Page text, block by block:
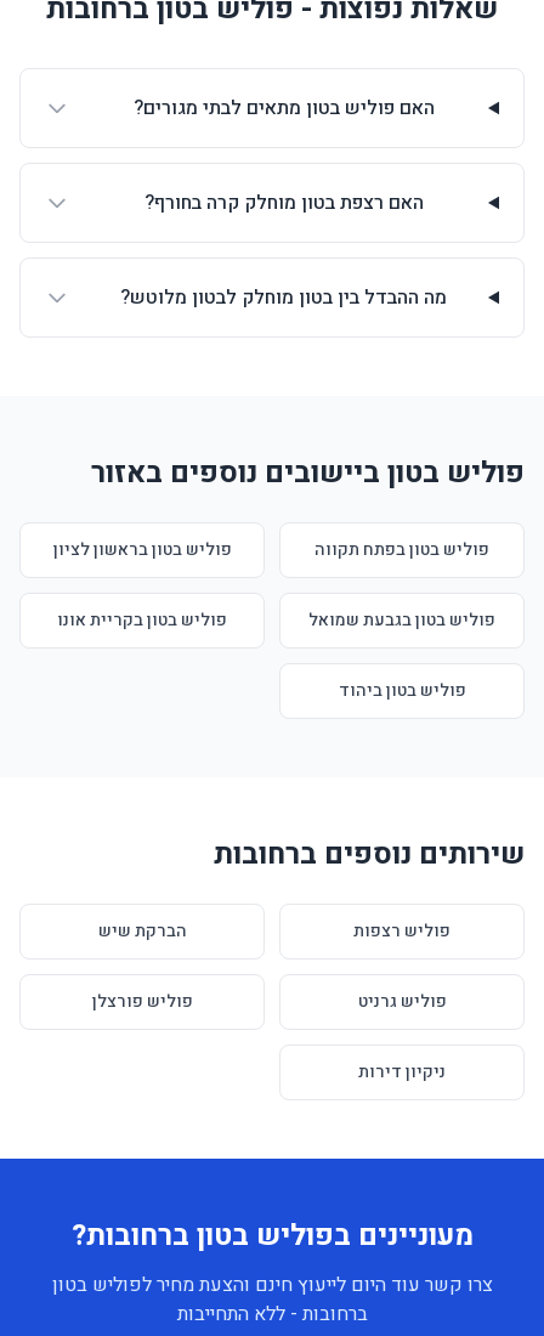
שאלות נפוצות - פוליש בטון ברחובות
האם פוליש בטון מתאים לבתי מגורים?
האם רצפת בטון מוחלק קרה בחורף?
מה ההבדל בין בטון מוחלק לבטון מלוטש?
פוליש בטון ביישובים נוספים באזור
פוליש בטון בפתח תקווה פוליש בטון בראשון לציון
פוליש בטון בגבעת שמואל פוליש בטון בקריית אונו
פוליש בטון ביהוד
שירותים נוספים ברחובות
פוליש רצפות הברקת שיש
פוליש גרניט פוליש פורצלן
ניקיון דירות
מעוניינים בפוליש בטון ברחובות?
צרו קשר עוד היום לייעוץ חינם והצעת מחיר לפוליש בטון
ברחובות - ללא התחייבות